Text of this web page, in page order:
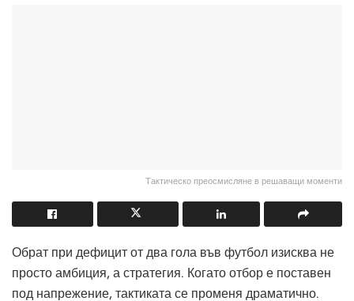
Тактическо преосмисляне в решаващи моменти
Обрат при дефицит от два гола във футбол изисква не
просто амбиция, а стратегия. Когато отбор е поставен
под напрежение, тактиката се променя драматично.